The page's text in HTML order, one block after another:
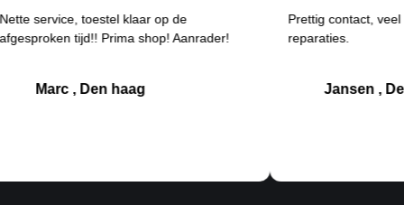
Nette service, toestel klaar op de
afgesproken tijd!! Prima shop! Aanrader!
Marc , Den haag
Prettig
reparaties.